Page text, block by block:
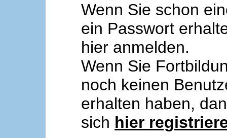
Wenn Sie schon
ein Passwort
hier anmelden.
Wenn Sie
noch keinen
erhalten haben,
sich hier